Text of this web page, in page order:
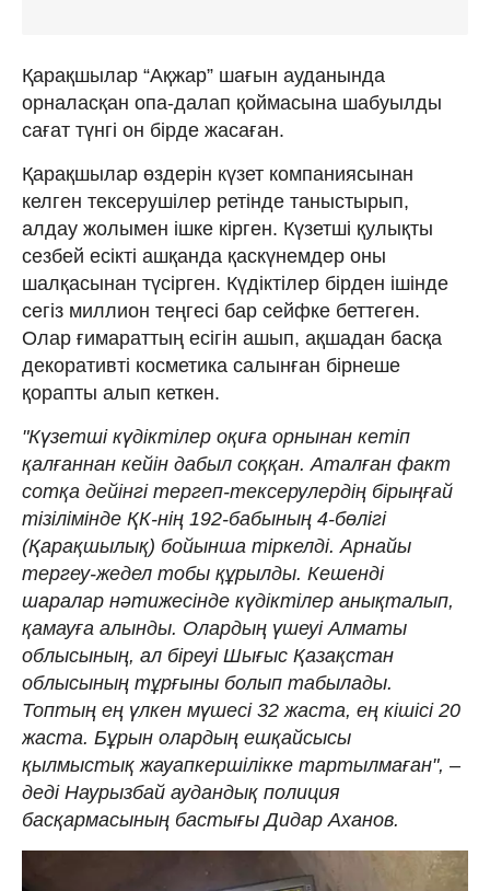
Қарақшылар “Ақжар” шағын ауданында
орналасқан опа-далап қоймасына шабуылды
сағат түнгі он бірде жасаған.
Қарақшылар өздерін күзет компаниясынан
келген тексерушілер ретінде таныстырып,
алдау жолымен ішке кірген. Күзетші қулықты
сезбей есікті ашқанда қаскүнемдер оны
шалқасынан түсірген. Күдіктілер бірден ішінде
сегіз миллион теңгесі бар сейфке беттеген.
Олар ғимараттың есігін ашып, ақшадан басқа
декоративті косметика салынған бірнеше
қорапты алып кеткен.
"Күзетші күдіктілер оқиға орнынан кетіп
қалғаннан кейін дабыл соққан. Аталған факт
сотқа дейінгі тергеп-тексерулердің бірыңғай
тізілімінде ҚК-нің 192-бабының 4-бөлігі
(Қарақшылық) бойынша тіркелді. Арнайы
тергеу-жедел тобы құрылды. Кешенді
шаралар нәтижесінде күдіктілер анықталып,
қамауға алынды. Олардың үшеуі Алматы
облысының, ал біреуі Шығыс Қазақстан
облысының тұрғыны болып табылады.
Топтың ең үлкен мүшесі 32 жаста, ең кішісі 20
жаста. Бұрын олардың ешқайсысы
қылмыстық жауапкершілікке тартылмаған", –
деді Наурызбай аудандық полиция
басқармасының бастығы Дидар Аханов.